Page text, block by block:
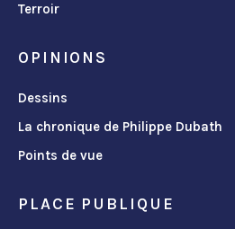
Terroir
OPINIONS
Dessins
La chronique de Philippe Dubath
Points de vue
PLACE PUBLIQUE